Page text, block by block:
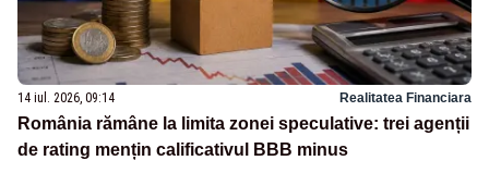
14 iul. 2026, 09:14 Realitatea Financiara
România rămâne la limita zonei speculative: trei agenții
de rating mențin calificativul BBB minus